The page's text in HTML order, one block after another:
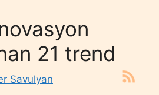
21 trend
Savulyan